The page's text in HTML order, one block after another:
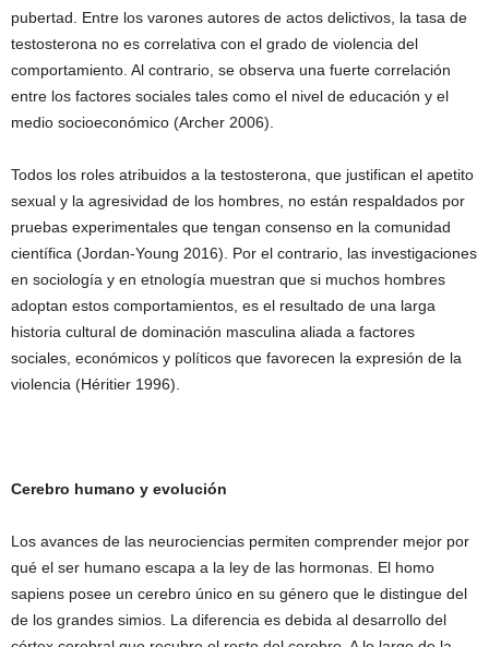
pubertad. Entre los varones autores de actos delictivos, la tasa de
testosterona no es correlativa con el grado de violencia del
comportamiento. Al contrario, se observa una fuerte correlación
entre los factores sociales tales como el nivel de educación y el
medio socioeconómico (Archer 2006).
Todos los roles atribuidos a la testosterona, que justifican el apetito
sexual y la agresividad de los hombres, no están respaldados por
pruebas experimentales que tengan consenso en la comunidad
científica (Jordan-Young 2016). Por el contrario, las investigaciones
en sociología y en etnología muestran que si muchos hombres
adoptan estos comportamientos, es el resultado de una larga
historia cultural de dominación masculina aliada a factores
sociales, económicos y políticos que favorecen la expresión de la
violencia (Héritier 1996).
Cerebro humano y evolución
Los avances de las neurociencias permiten comprender mejor por
qué el ser humano escapa a la ley de las hormonas. El homo
sapiens posee un cerebro único en su género que le distingue del
de los grandes simios. La diferencia es debida al desarrollo del